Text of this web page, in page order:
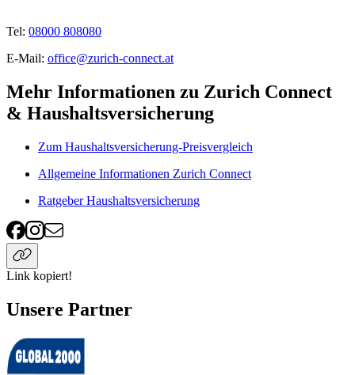
Tel: 08000 808080
E-Mail: office@zurich-connect.at
Mehr Informationen zu Zurich Connect
& Haushaltsversicherung
Zum Haushaltsversicherung-Preisvergleich
Allgemeine Informationen Zurich Connect
Ratgeber Haushaltsversicherung
Link kopiert!
Unsere Partner